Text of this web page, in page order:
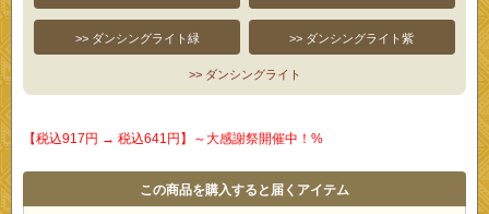
>> ダンシングライト緑 >> ダンシングライト紫
>> ダンシングライト
【税込917円 → 税込641円】～大感謝祭開催中！%
この商品を購入すると届くアイテム